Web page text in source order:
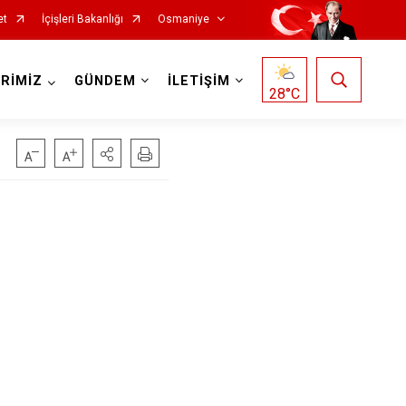
İçişleri Bakanlığı Osmaniye
GÜNDEM İLETİŞİM
28°C